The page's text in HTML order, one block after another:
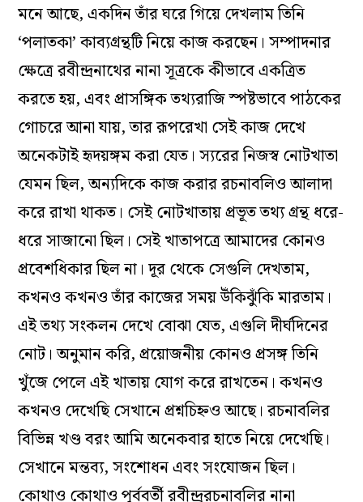
মনে আছে, একদিন তাঁর ঘরে গিয়ে দেখলাম তিনি
‘পলাতকা’ কাব‌্যগ্রন্থটি নিয়ে কাজ করছেন। সম্পাদনার
ক্ষেত্রে রবীন্দ্রনাথের নানা সূত্রকে কীভাবে একত্রিত
করতে হয়, এবং প্রাসঙ্গিক তথ‌্যরাজি স্পষ্টভাবে পাঠকের
গোচরে আনা যায়, তার রূপরেখা সেই কাজ দেখে
অনেকটাই হৃদয়ঙ্গম করা যেত। স‌্যরের নিজস্ব নোটখাতা
যেমন ছিল, অন‌্যদিকে কাজ করার রচনাবলিও আলাদা
করে রাখা থাকত। সেই নোটখাতায় প্রভূত তথ‌্য গ্রন্থ ধরে-
ধরে সাজানো ছিল। সেই খাতাপত্রে আমাদের কোনও
প্রবেশধিকার ছিল না। দূর থেকে সেগুলি দেখতাম,
কখনও কখনও তাঁর কাজের সময় উঁকিঝুঁকি মারতাম।
এই তথ‌্য সংকলন দেখে বোঝা যেত, এগুলি দীর্ঘদিনের
নোট। অনুমান করি, প্রয়োজনীয় কোনও প্রসঙ্গ তিনি
খুঁজে পেলে এই খাতায় যোগ করে রাখতেন। কখনও
কখনও দেখেছি সেখানে প্রশ্নচিহ্নও আছে। রচনাবলির
বিভিন্ন খণ্ড বরং আমি অনেকবার হাতে নিয়ে দেখেছি।
সেখানে মন্তব‌্য, সংশোধন এবং সংযোজন ছিল।
কোথাও কোথাও পূর্ববর্তী রবীন্দ্ররচনাবলির নানা